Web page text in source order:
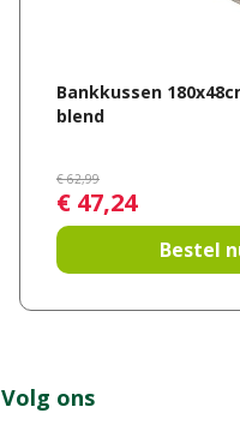
Bankkussen
blend
€ 62,99
€ 47,24
Bestel
Volg ons